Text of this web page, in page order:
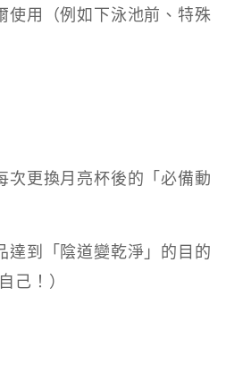
使用（例如下泳池前、特殊
次更換月亮杯後的「必備動
達到「陰道變乾淨」的目的
己！）